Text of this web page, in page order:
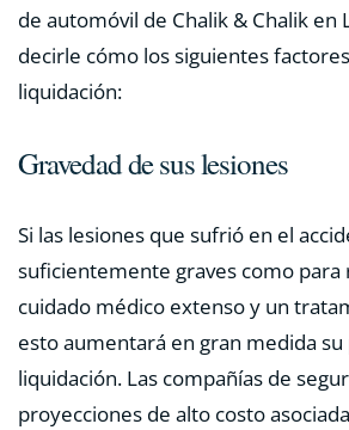
de automóvil de Chalik & Chalik en
decirle cómo los siguientes
liquidación:
Gravedad de sus lesiones
Si las lesiones que sufrió en el
suficientemente graves como
cuidado médico extenso y un
esto aumentará en gran medida su
liquidación. Las compañías de
proyecciones de alto costo